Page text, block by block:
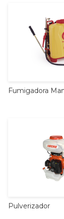
Fumigadora
Pulverizador